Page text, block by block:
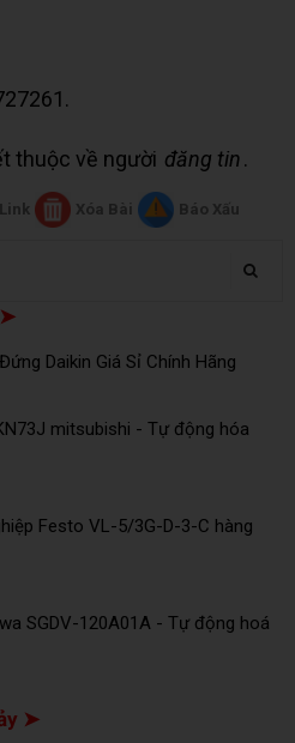
thuộc về người đăng tin.
Xóa Bài Báo Xấu
Daikin Giá Sỉ Chính Hãng
mitsubishi - Tự động hóa
Festo VL-5/3G-D-3-C hàng
SGDV-120A01A - Tự động hoá
➤